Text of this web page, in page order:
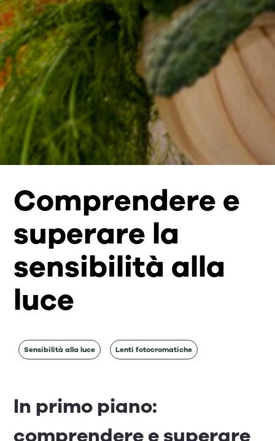
Comprendere e
superare la
sensibilità alla
luce
Sensibilità alla luce Lenti fotocromatiche
In primo piano: